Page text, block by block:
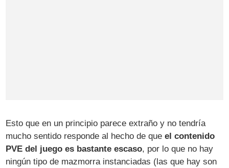
Esto que en un principio parece extraño y no tendría
mucho sentido responde al hecho de queel contenido
PVE del juego es bastante escaso, por lo que no hay
ningún tipo de mazmorra instanciadas (las que hay son